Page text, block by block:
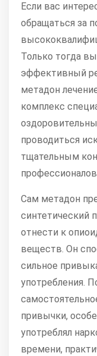
Если вас
обращаться за
Только тогда
эффективный
метадон
комплекс
проводиться
тщательным
Сам метадон
синтетический
отнести к
веществ. Он
сильное
употребления.
привычки,
употреблял
времени,